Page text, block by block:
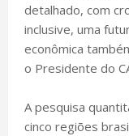
detalhado, com
inclusive, uma
econômica
o Presidente do
A pesquisa
cinco regiões